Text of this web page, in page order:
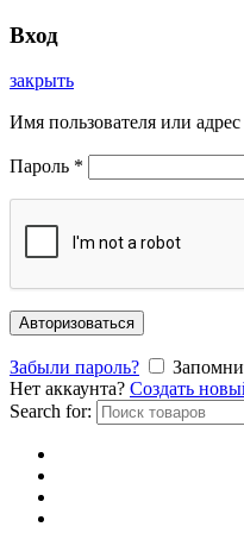
Вход
закрыть
Имя пользователя или
Пароль *
Авторизоваться
Забыли пароль?
Нет аккаунта? Создать
Search for: